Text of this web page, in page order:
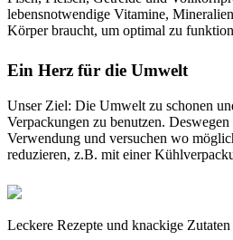
lebensnotwendige Vitamine,
Körper braucht, um optimal zu
Ein Herz für die Umwelt
Unser Ziel: Die Umwelt zu schonen
Verpackungen zu benutzen.
Verwendung und versuchen wo
reduzieren, z.B. mit einer
Leckere Rezepte und knackige